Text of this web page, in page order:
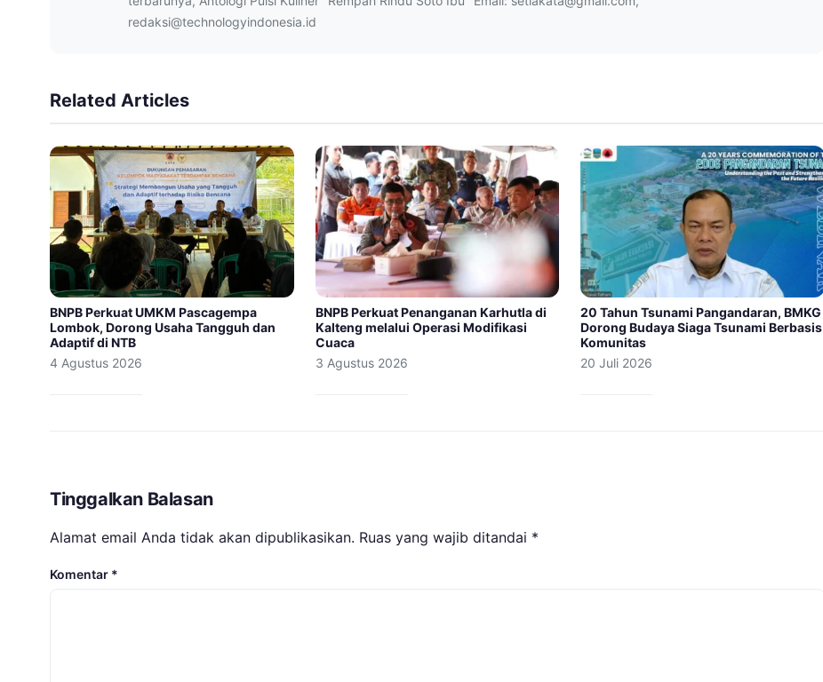
redaksi@technologyindonesia.id
Related Articles
BNPB Perkuat UMKM Pascagempa
Lombok, Dorong Usaha Tangguh dan
Adaptif di NTB
4 Agustus 2026
BNPB Perkuat Penanganan Karhutla di
Kalteng melalui Operasi Modifikasi
Cuaca
3 Agustus 2026
20 Tahun Tsunami Pangandaran, BMKG
Dorong Budaya Siaga Tsunami Berbasis
Komunitas
20 Juli 2026
Tinggalkan Balasan
Alamat email Anda tidak akan dipublikasikan. Ruas yang wajib ditandai *
Komentar *